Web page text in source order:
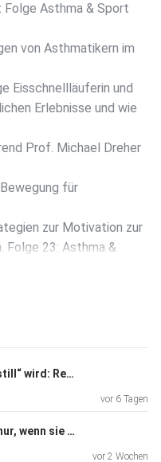
Folge Asthma & Sport
von Asthmatikern im
Eisschnellläuferin und
Erlebnisse und wie
Prof. Michael Dreher
für
zur Motivation zur
23: Asthma &
Begleitung •
der erfolgreichsten
/ Weltmeisterschaften
Folge 34: Wenn Asthma „still“ wird: Remission als Therapieziel
vor 6 Tagen
Folge 33: Therapie wirkt nur, wenn sie ankommt – Asthma‑Adhärenz im Praxisalltag
vor 2 Wochen